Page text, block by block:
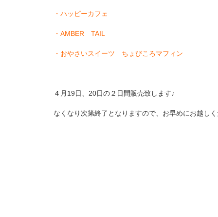
・ハッピーカフェ
・AMBER TAIL
・おやさいスイーツ ちょびころマフィン
４月19日、20日の２日間販売致します♪
なくなり次第終了となりますので、お早めにお越し